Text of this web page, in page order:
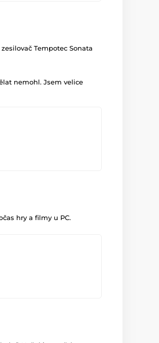
Tempotec Sonata
nemohl. Jsem velice
tak i zvuk díky čipu od
hry a filmy u PC.